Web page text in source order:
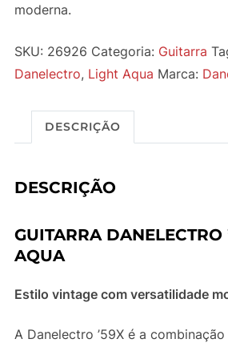
moderna.
SKU: 26926 Categoria: Guitarra
Danelectro, Light Aqua Marca:
DESCRIÇÃO
DESCRIÇÃO
GUITARRA DANELECTRO
AQUA
Estilo vintage com versatilidade
A Danelectro ’59X é a